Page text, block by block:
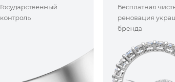
Государственный
контроль
Бесплатная
реновация
бренда